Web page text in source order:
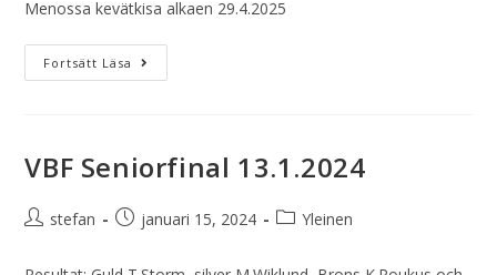
Menossa kevätkisa alkaen 29.4.2025
Fortsätt Läsa
VBF Seniorfinal 13.1.2024
stefan januari 15, 2024 Yleinen